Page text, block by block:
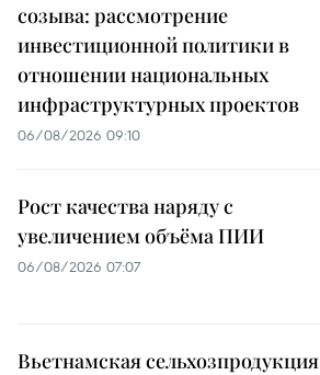
созыва: рассмотрение
инвестиционной политики в
отношении национальных
инфраструктурных проектов
06/08/2026 09:10
Рост качества наряду с
увеличением объёма ПИИ
06/08/2026 07:07
Вьетнамская сельхозпродукция